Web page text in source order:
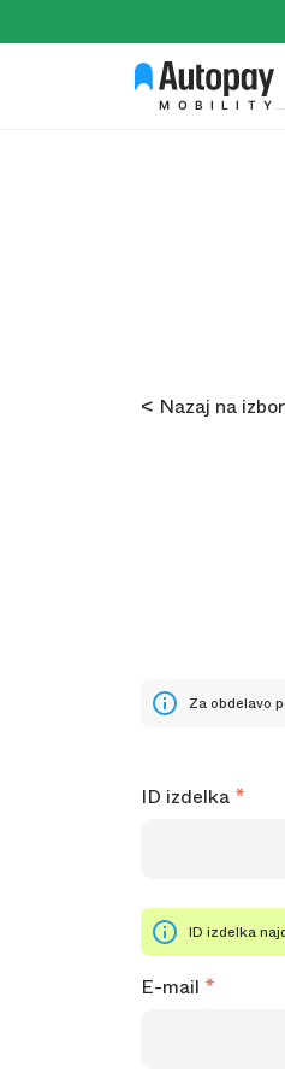
MOBILITY
< Nazaj na
Za obdelavo
ID izdelka
ID izdelka
E-mail